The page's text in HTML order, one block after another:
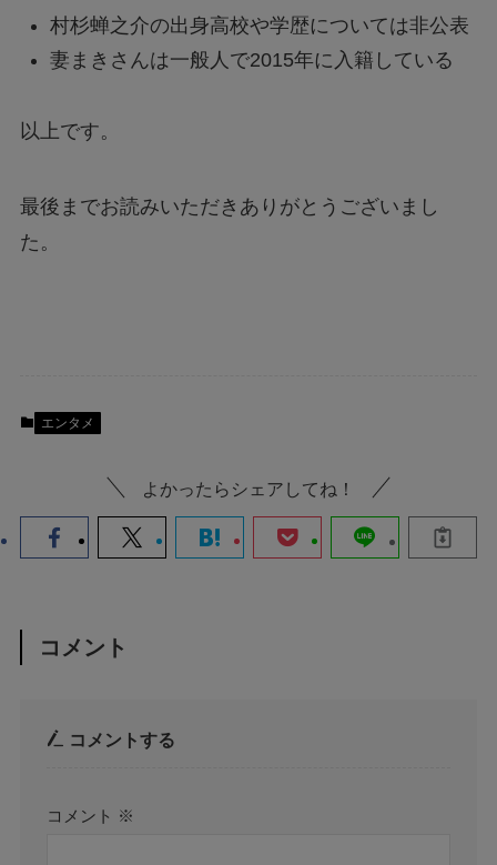
村杉蝉之介の出身高校や学歴については非公表
妻まきさんは一般人で2015年に入籍している
以上です。
最後までお読みいただきありがとうございまし
た。
エンタメ
よかったらシェアしてね！
コメント
コメントする
コメント ※